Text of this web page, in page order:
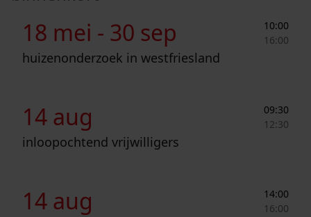
18 mei - 30 sep
10:00
16:00
huizenonderzoek in westfriesland
14 aug
09:30
12:30
inloopochtend vrijwilligers
14 aug
14:00
16:00